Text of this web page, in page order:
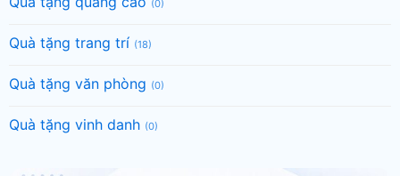
(0)
Quà tặng trang trí (18)
Quà tặng văn phòng (0)
Quà tặng vinh danh (0)